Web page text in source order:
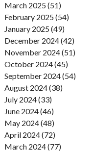
March 2025 (51)
February 2025 (54)
January 2025 (49)
December 2024 (42)
November 2024 (51)
October 2024 (45)
September 2024 (54)
August 2024 (38)
July 2024 (33)
June 2024 (46)
May 2024 (48)
April 2024 (72)
March 2024 (77)